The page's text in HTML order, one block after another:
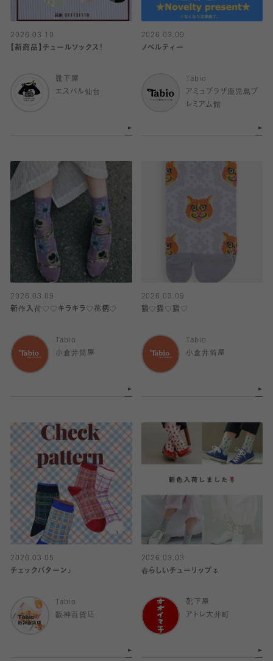
2026.03.10
【新商品】チュールソックス！
靴下屋
エスパル仙台
2026.03.09
ノベルティー
Tabio
アミュプラザ鹿児島プ
レミアム館
2026.03.09
新作入荷♡♡キラキラ♡花柄♡
Tabio
小倉井筒屋
2026.03.09
猫♡猫♡猫♡
Tabio
小倉井筒屋
2026.03.05
チェックパターン♪
Tabio
阪神百貨店
2026.03.03
春らしいチューリップ🌷
靴下屋
アトレ大井町